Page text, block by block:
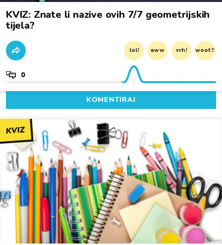
KVIZ: Znate li nazive ovih 7/7 geometrijskih
tijela?
lol! aww vrh! woot?!
0
KOMENTIRAJ
KVIZ